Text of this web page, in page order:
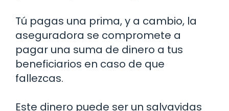
Tú pagas una prima, y a cambio, la
aseguradora se compromete a
pagar una suma de dinero a tus
beneficiarios en caso de que
fallezcas.
Este dinero puede ser un salvavidas